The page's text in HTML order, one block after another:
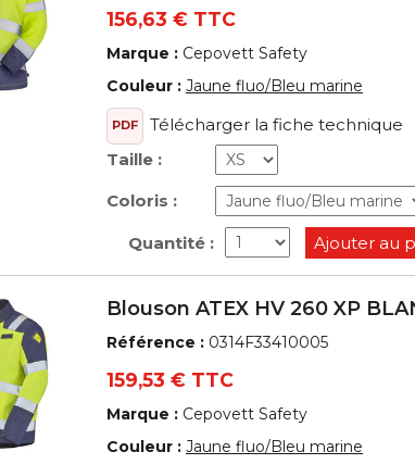
156,63 € TTC
Marque : Cepovett Safety
Couleur : Jaune fluo/Bleu marine
PDF
Télécharger la fiche technique
Taille :
Coloris :
Quantité : Ajouter au
Blouson ATEX HV 260 XP
Référence : 0314F33410005
159,53 € TTC
Marque : Cepovett Safety
Couleur : Jaune fluo/Bleu marine